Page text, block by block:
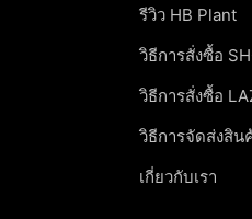
รีวิว HB Plant
วิธีการสั่งซื้อ
วิธีการสั่งซื้อ
วิธีการจัดส่งสิน
เกี่ยวกับเรา